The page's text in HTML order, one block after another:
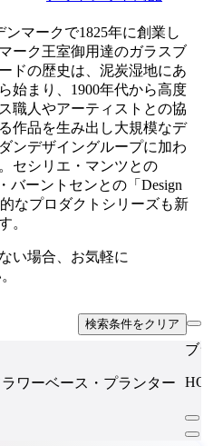
マークで1825年に創業し
ーク王室御用達のガラスブ
ドの歴史は、泥炭湿地にあ
始まり、1900年代から高度
職人やアーティストとの協
作品を生み出し大規模なデ
ンデザイングループに加わ
セシリエ・マンツとの
バーントセンとの「Design
なプロダクトシリーズも新
。
い場合、お気軽に
検索条件をクリア
ワーベース・プランター
ブラ